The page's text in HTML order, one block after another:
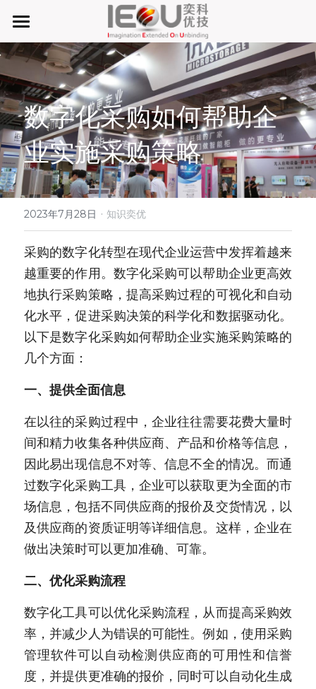
首页
微仓
D系微仓（热销）
产品与服务
单元智能化
单元智慧化
6S精益管理必备品
行业应用及案列
MRO工业物料智能化管理
手机平板智能存储
废旧家电拆解解决方案
商超快递配送解决方案
关于奕优
公司介绍
知识奕优
Lean Manufacturing（精益生产和管理）
新闻动态
搜索
数字化采购如何帮助企
业实施采购策略
2023年7月28日 · 知识奕优
采购的数字化转型在现代企业运营中发挥着越来
越重要的作用。数字化采购可以帮助企业更高效
地执行采购策略，提高采购过程的可视化和自动
化水平，促进采购决策的科学化和数据驱动化。
以下是数字化采购如何帮助企业实施采购策略的
几个方面：
一、提供全面信息
在以往的采购过程中，企业往往需要花费大量时
间和精力收集各种供应商、产品和价格等信息，
因此易出现信息不对等、信息不全的情况。而通
过数字化采购工具，企业可以获取更为全面的市
场信息，包括不同供应商的报价及交货情况，以
及供应商的资质证明等详细信息。这样，企业在
做出决策时可以更加准确、可靠。
二、优化采购流程
数字化工具可以优化采购流程，从而提高采购效
率，并减少人为错误的可能性。例如，使用采购
管理软件可以自动检测供应商的可用性和信誉
度，并提供更准确的报价，同时可以自动化生成